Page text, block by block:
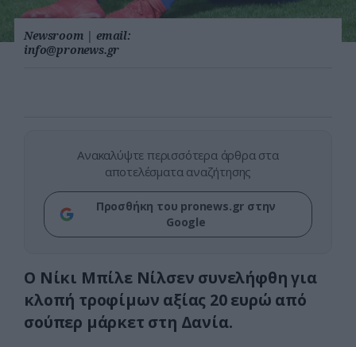
Newsroom | email:
info@pronews.gr
Ανακαλύψτε περισσότερα άρθρα στα
αποτελέσματα αναζήτησης
Προσθήκη του pronews.gr στην
Google
Ο Νίκι Μπίλε Νίλσεν συνελήφθη για
κλοπή τροφίμων αξίας 20 ευρώ από
σούπερ μάρκετ στη Δανία.